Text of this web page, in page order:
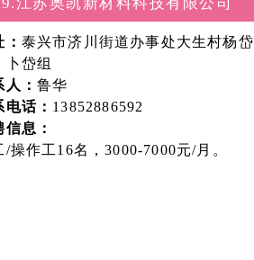
泰兴市济川街道办事处大生村杨岱
卜岱组
： 鲁华
电话： 13852886592
信息：
/操作工16名，3000-7000元/月。